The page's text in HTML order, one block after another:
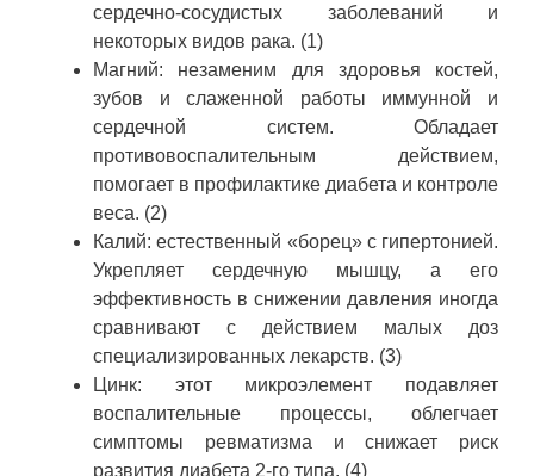
сердечно-сосудистых заболеваний и
некоторых видов рака. (1)
Магний: незаменим для здоровья костей,
зубов и слаженной работы иммунной и
сердечной систем. Обладает
противовоспалительным действием,
помогает в профилактике диабета и контроле
веса. (2)
Калий: естественный «борец» с гипертонией.
Укрепляет сердечную мышцу, а его
эффективность в снижении давления иногда
сравнивают с действием малых доз
специализированных лекарств. (3)
Цинк: этот микроэлемент подавляет
воспалительные процессы, облегчает
симптомы ревматизма и снижает риск
развития диабета 2-го типа. (4)